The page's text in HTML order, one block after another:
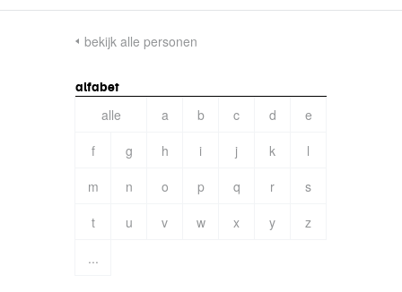
bekijk alle personen
alfabet
alle a b c d
e
f
g h i j k
l
m
n o p q r
s
t
u v w x y
z
...